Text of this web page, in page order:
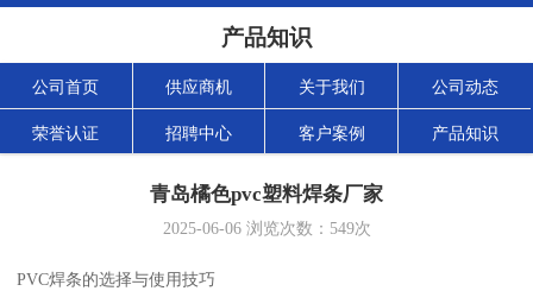
产品知识
公司首页 供应商机 关于我们 公司动态
荣誉认证 招聘中心 客户案例 产品知识
青岛橘色pvc塑料焊条厂家
2025-06-06浏览次数： 549次
PVC焊条的选择与使用技巧